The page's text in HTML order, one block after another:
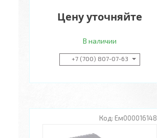
Цену уточняйте
В наличии
+7 (700) 807-07-63
Ем000016148